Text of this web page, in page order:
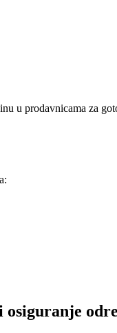
u prodavnicama za